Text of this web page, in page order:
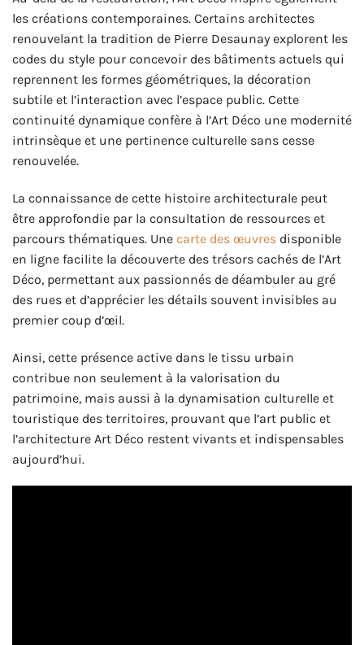
les créations contemporaines. Certains architectes
renouvelant la tradition de Pierre Desaunay explorent les
codes du style pour concevoir des bâtiments actuels qui
reprennent les formes géométriques, la décoration
subtile et l’interaction avec l’espace public. Cette
continuité dynamique confère à l’Art Déco une modernité
intrinsèque et une pertinence culturelle sans cesse
renouvelée.
La connaissance de cette histoire architecturale peut
être approfondie par la consultation de ressources et
parcours thématiques. Une carte des œuvres disponible
en ligne facilite la découverte des trésors cachés de l’Art
Déco, permettant aux passionnés de déambuler au gré
des rues et d’apprécier les détails souvent invisibles au
premier coup d’œil.
Ainsi, cette présence active dans le tissu urbain
contribue non seulement à la valorisation du
patrimoine, mais aussi à la dynamisation culturelle et
touristique des territoires, prouvant que l’art public et
l’architecture Art Déco restent vivants et indispensables
aujourd’hui.